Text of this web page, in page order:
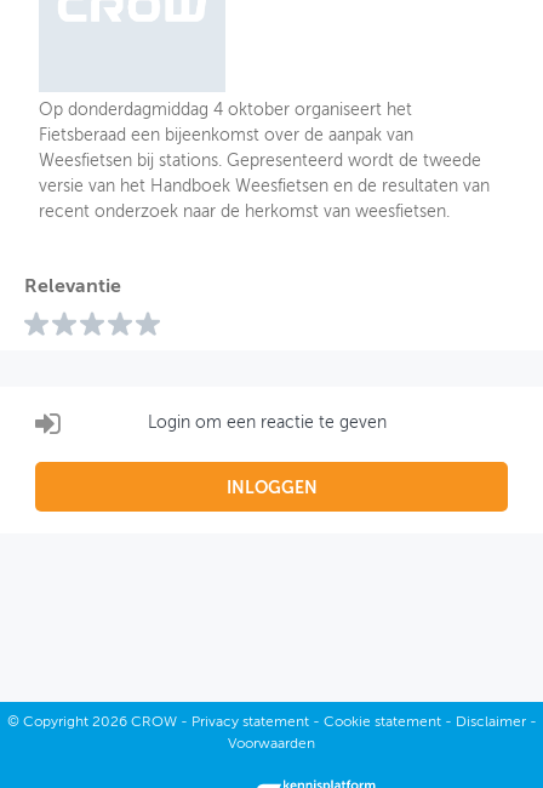
Op donderdagmiddag 4 oktober organiseert het
Fietsberaad een bijeenkomst over de aanpak van
Weesfietsen bij stations. Gepresenteerd wordt de tweede
versie van het Handboek Weesfietsen en de resultaten van
recent onderzoek naar de herkomst van weesfietsen.
Relevantie
Login om een reactie te geven
INLOGGEN
© Copyright2026 CROW - Privacy statement- Cookie statement- Disclaimer-
Voorwaarden